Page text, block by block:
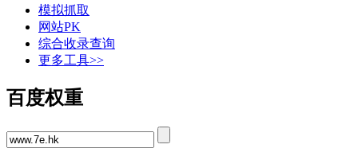
模拟抓取
网站PK
综合收录查询
更多工具>>
百度权重